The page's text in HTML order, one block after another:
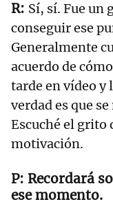
Sí, sí. Fue un
conseguir ese
Generalmente
acuerdo de
tarde en vídeo y
verdad es que
Escuché el grito
motivación.
Recordará
ese momento.